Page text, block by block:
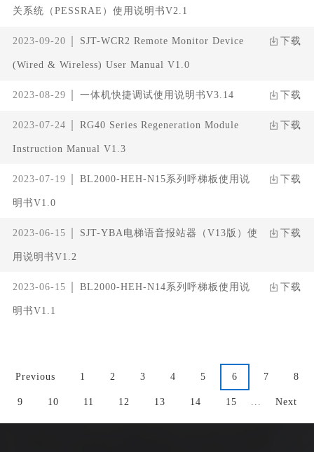
关系统（PESSRAE）使用说明书V2.1
下载
2023-09-20 SJT-WCR2 Remote Monitor Device
(Wired & Wireless) User Manual V1.0
下载
2023-08-29 一体机快捷调试使用说明书V3.14
下载
2023-07-24 RG40 Series Regeneration Module
Instruction Manual V1.3
下载
2023-07-19 BL2000-HEH-N15系列呼梯板使用说
明书V1.0
下载
2023-06-15 SJT-YBA电梯语音报站器（V13版）使
用说明书V1.2
下载
2023-06-15 BL2000-HEH-N14系列呼梯板使用说
明书V1.1
Previous 1 2 3 4 5 6 7 8
9 10 11 12 13 14 15 Next